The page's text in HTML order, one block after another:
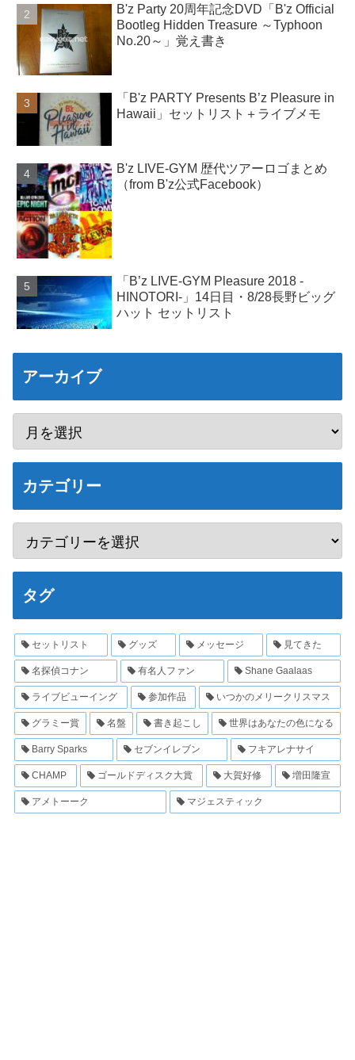
B'z Party 20周年記念DVD「B'z Official
Bootleg Hidden Treasure ～Typhoon
No.20～」覚え書き
「B'z PARTY Presents B’z Pleasure in
Hawaii」セットリスト＋ライブメモ
B'z LIVE-GYM 歴代ツアーロゴまとめ
（from B'z公式Facebook）
「B’z LIVE-GYM Pleasure 2018 -
HINOTORI-」14日目・8/28長野ビッグ
ハット セットリスト
アーカイブ
カテゴリー
タグ
セットリスト グッズ メッセージ 見てきた
名探偵コナン 有名人ファン Shane Gaalaas
ライブビューイング 参加作品 いつかのメリークリスマス
グラミー賞 名盤 書き起こし 世界はあなたの色になる
Barry Sparks セブンイレブン フキアレナサイ
CHAMP ゴールドディスク大賞 大賀好修 増田隆宣
アメトーーク マジェスティック